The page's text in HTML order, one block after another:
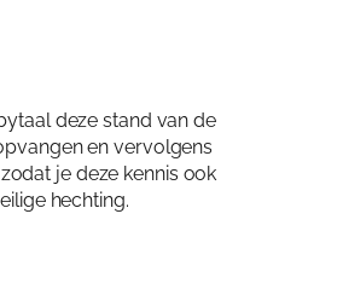
deze stand van de
en vervolgens
je deze kennis ook
hechting.